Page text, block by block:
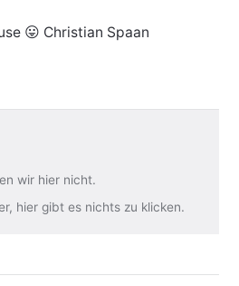
😛 Christian Spaan
wir hier nicht.
hier gibt es nichts zu klicken.